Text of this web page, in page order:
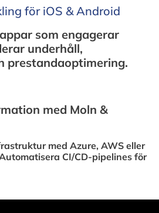
för iOS & Android
som engagerar
underhåll,
prestandaoptimering.
med Moln &
med Azure, AWS eller
CI/CD-pipelines för